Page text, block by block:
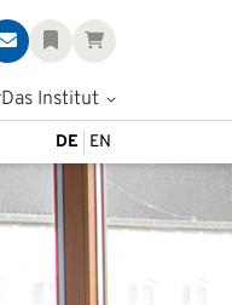
Das Institut
DE EN